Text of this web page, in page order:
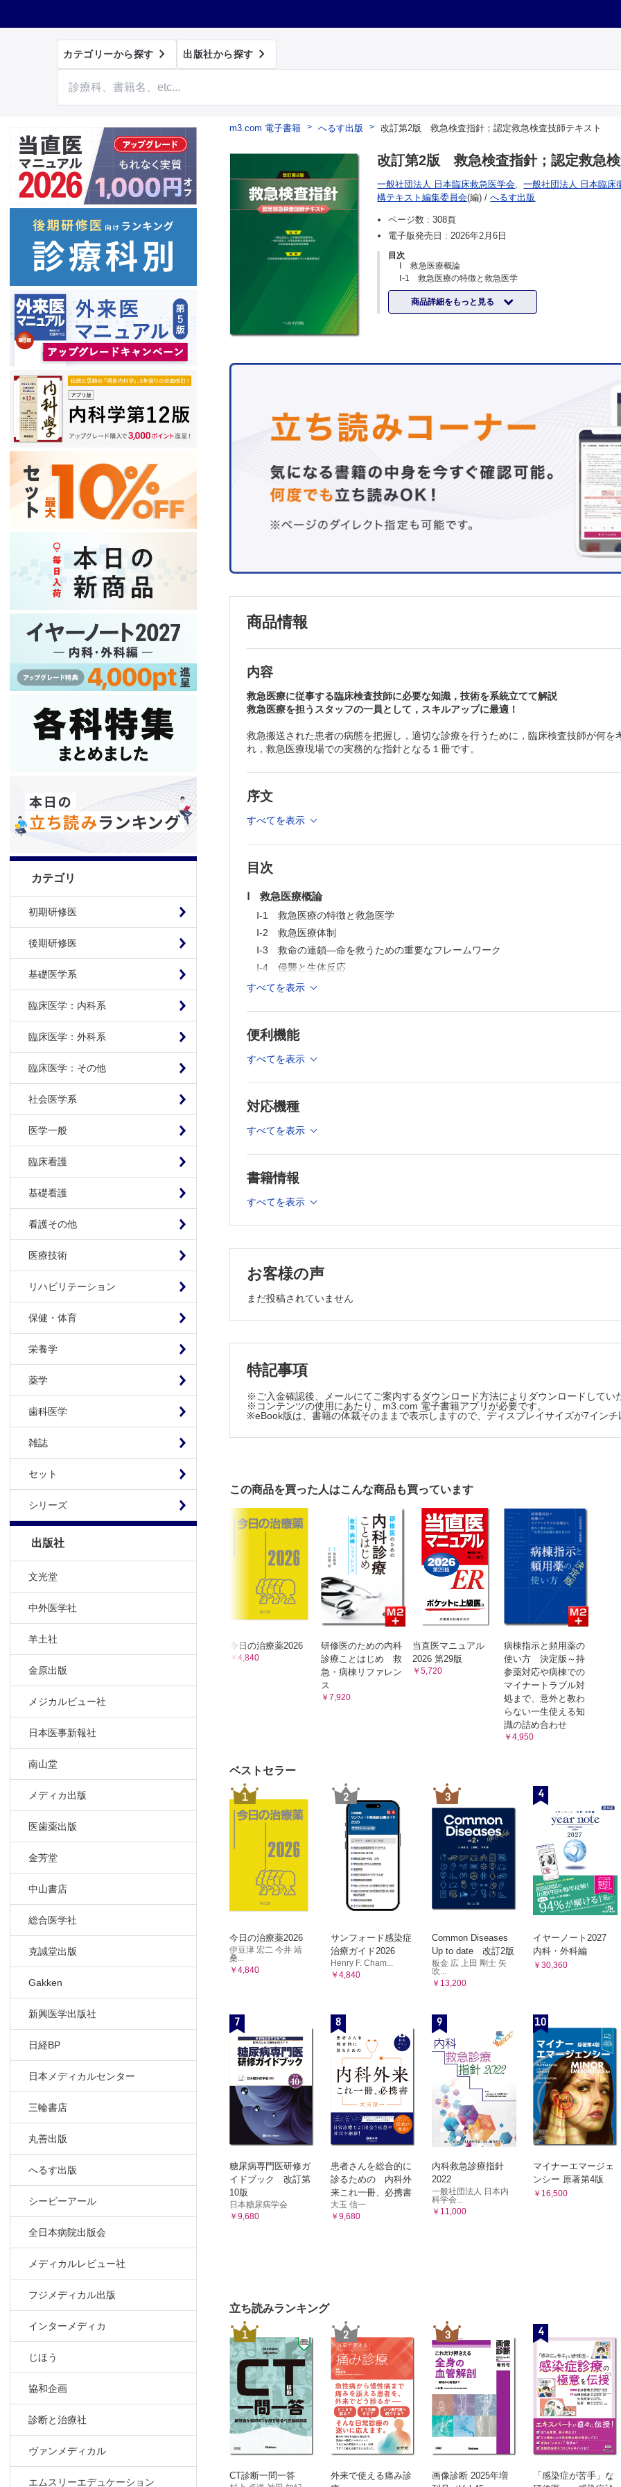
カテゴリーから探す  出版社から探す 
カテゴリ
初期研修医
後期研修医
基礎医学系
臨床医学：内科系
臨床医学：外科系
臨床医学：その他
社会医学系
医学一般
臨床看護
基礎看護
看護その他
医療技術
リハビリテーション
保健・体育
栄養学
薬学
歯科医学
雑誌
セット
シリーズ
出版社
文光堂
中外医学社
羊土社
金原出版
メジカルビュー社
日本医事新報社
南山堂
メディカ出版
医歯薬出版
金芳堂
中山書店
総合医学社
克誠堂出版
Gakken
新興医学出版社
日経BP
日本メディカルセンター
三輪書店
丸善出版
へるす出版
シービーアール
全日本病院出版会
メディカルレビュー社
フジメディカル出版
インターメディカ
じほう
協和企画
診断と治療社
ヴァンメディカル
エムスリーエデュケーション
m3.com 電子書籍 へるす出版 改訂第2版 救急検査指針；認定救急検査技師テキスト
改訂第2版 救急検査指針；認定救急
一般社団法人 日本臨床救急医学会,一般社団法人 日本臨床
構テキスト編集委員会(編) /へるす出版
ページ数 :308頁
電子版発売日 :2026年2月6日
目次
Ⅰ 救急医療概論
Ⅰ-1 救急医療の特徴と救急医学
Ⅰ-2 救急医療体制
Ⅰ-3 救命の連鎖—命を救うための重要なフレームワーク
Ⅰ-4 侵襲と生体反応
Ⅰ-8 災害医療
Ⅱ 救急の症候と診療
Ⅱ-1 ショック
Ⅱ-2 意識障害と失神
Ⅱ-4 痙攣とてんかん
Ⅱ-5 運動麻痺，感覚消失・鈍麻
Ⅱ-6 体温の異常
Ⅱ-7 胸痛・動悸
Ⅱ-9 咳（咳嗽）・痰（喀痰），喀血
Ⅲ-4 消化器系疾患
Ⅲ-5 泌尿器・生殖器系疾患
Ⅲ-6 内分泌・代謝系疾患
Ⅲ-8 運動器系疾患
Ⅲ-9 敗血症・敗血症性ショック
Ⅵ-6 一般検査
商品詳細をもっと見る
商品情報
内容
救急医療に従事する臨床検査技師に必要な知識，技術を系統立てて解説
救急医療を担うスタッフの一員として，スキルアップに最適！
救急搬送された患者の病態を把握し，適切な診療を行うために，臨床検査技師が何
れ，救急医療現場での実務的な指針となる１冊です。
序文
すべてを表示
目次
Ⅰ 救急医療概論
Ⅰ-1 救急医療の特徴と救急医学
Ⅰ-2 救急医療体制
Ⅰ-3 救命の連鎖—命を救うための重要なフレームワーク
Ⅰ-4 侵襲と生体反応
Ⅰ-5 救急初期診療
Ⅰ-8 災害医療
Ⅰ-9 脳死判定
Ⅱ 救急の症候と診療
Ⅱ-1 ショック
Ⅱ-4 痙攣とてんかん
Ⅱ-5 運動麻痺，感覚消失・鈍麻
Ⅱ-8 呼吸困難
Ⅱ-9 咳（咳嗽）・痰（喀痰），喀血
Ⅱ-10 吐血・下血
Ⅱ-11 悪心・嘔吐
Ⅱ-12 腹痛
Ⅱ-15 乏尿・無尿
Ⅱ-17 出血傾向と血栓形成
Ⅲ-4 消化器系疾患
Ⅲ-5 泌尿器・生殖器系疾患
Ⅲ-6 内分泌・代謝系疾患
Ⅲ-7 膠原病・免疫系疾患，血液疾患
Ⅲ-8 運動器系疾患
Ⅲ-9 敗血症・敗血症性ショック
Ⅲ-10 特殊感染症
Ⅲ-11 外傷
Ⅲ-13 急性中毒
Ⅲ-14 環境障害・溺水
Ⅲ-16 アナフィラキシー
Ⅵ 救急医療と臨床検査
Ⅵ-1 救急検査のあり方
Ⅵ-2 救急検査における安全管理
Ⅵ-3 検査総合管理
Ⅵ-5 血液ガス分析
Ⅵ-6 一般検査
Ⅵ-7 生化学・免疫検査
Ⅵ-8 血液検査
Ⅵ-10 感染症検査
Ⅵ-11 新興感染症と輸入感染症
Ⅵ-12 POCT
Ⅵ-15 救急検査における精度保証
Ⅵ-16 救急医療におけるパニック値の位置づけ
Ⅶ 他の職種との連携
すべてを表示
便利機能
すべてを表示
対応機種
すべてを表示
書籍情報
すべてを表示
お客様の声
まだ投稿されていません
特記事項
※ご入金確認後、メールにてご案内するダウンロード方法によりダウンロードしてい
※コンテンツの使用にあたり、m3.com 電子書籍アプリが必要です。
※eBook版は、書籍の体裁そのままで表示しますので、ディスプレイサイズが7イン
この商品を買った人はこんな商品も買っています
今日の治療薬2026
￥4,840
研修医のための内科
診療ことはじめ 救
急・病棟リファレン
ス
￥7,920
当直医マニュアル
2026 第29版
￥5,720
病棟指示と頻用薬の
使い方 決定版～持
参薬対応や病棟での
マイナートラブル対
処まで、意外と教わ
らない一生使える知
識の詰め合わせ
￥4,950
ベストセラー
1
今日の治療薬2026
伊豆津 宏二 今井 靖
桑...
￥4,840
2
サンフォード感染症
治療ガイド2026
Henry F. Cham...
￥4,840
3
Common Diseases
Up to date 改訂2版
板金 広 上田 剛士 矢
吹...
￥13,200
4
イヤーノート2027
内科・外科編
￥30,360
7
糖尿病専門医研修ガ
イドブック 改訂第
10版
日本糖尿病学会
￥9,680
8
患者さんを総合的に
診るための 内科外
来これ一冊、必携書
大玉 信一
￥9,680
9
内科救急診療指針
2022
一般社団法人 日本内
科学会...
￥11,000
10
マイナーエマージェ
ンシー 原著第4版
￥16,500
立ち読みランキング
1
CT診断一問一答
2
外来で使える痛み診
3
画像診断 2025年増
4
「感染症が苦手」な